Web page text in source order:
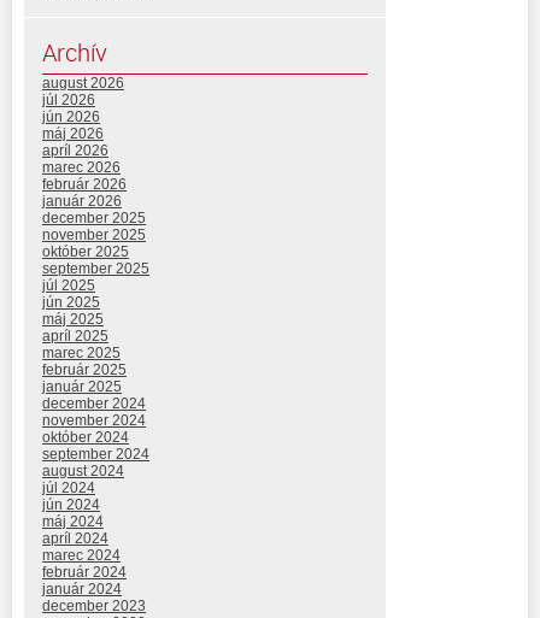
Archív
august 2026
júl 2026
jún 2026
máj 2026
apríl 2026
marec 2026
február 2026
január 2026
december 2025
november 2025
október 2025
september 2025
júl 2025
jún 2025
máj 2025
apríl 2025
marec 2025
február 2025
január 2025
december 2024
november 2024
október 2024
september 2024
august 2024
júl 2024
jún 2024
máj 2024
apríl 2024
marec 2024
február 2024
január 2024
december 2023